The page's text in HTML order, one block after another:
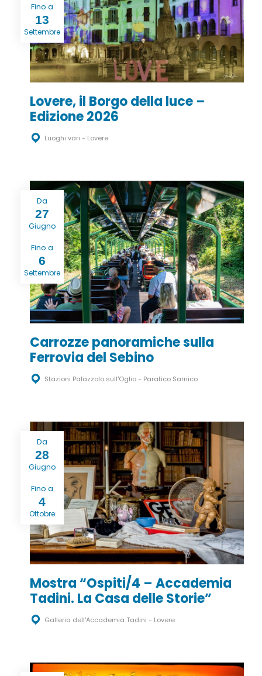
Fino a
13
Settembre
Lovere, il Borgo della luce –
Edizione 2026
Luoghi vari - Lovere
Da
27
Giugno
Fino a
6
Settembre
Carrozze panoramiche sulla
Ferrovia del Sebino
Stazioni Palazzolo sull'Oglio - Paratico Sarnico
Da
28
Giugno
Fino a
4
Ottobre
Mostra “Ospiti/4 – Accademia
Tadini. La Casa delle Storie”
Galleria dell'Accademia Tadini - Lovere